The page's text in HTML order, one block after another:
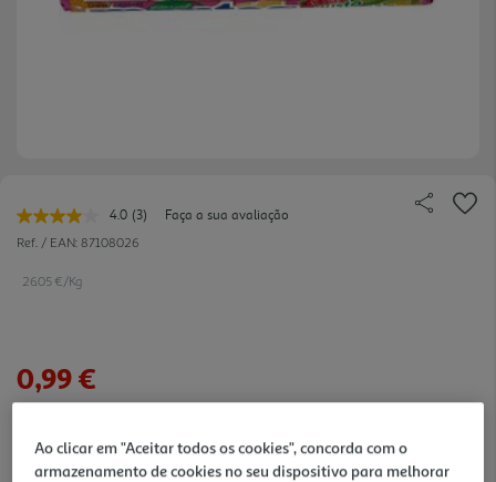
4.0 Leu
3
(3)
Faça a sua avaliação
Ref. / EAN: 87108026
26.05 €/Kg
0,99 €
Ao clicar em "Aceitar todos os cookies", concorda com o
armazenamento de cookies no seu dispositivo para melhorar